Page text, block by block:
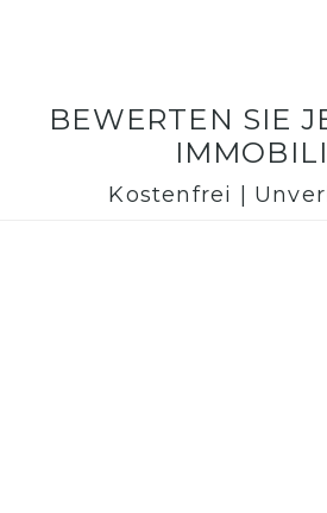
BEWERTEN SIE
Kostenfrei |